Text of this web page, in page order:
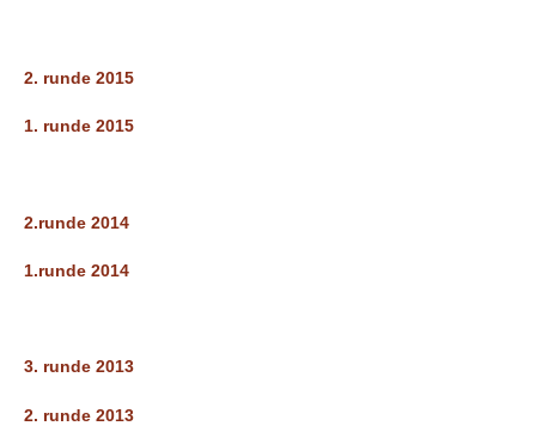
K
b
2. runde 2015
1. runde 2015
2.runde 2014
1.runde 2014
3. runde 2013
2. runde 2013